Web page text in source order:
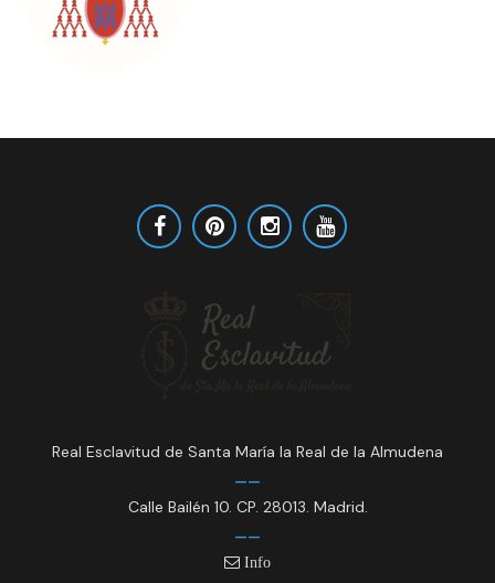
Real Esclavitud de Santa María la Real de la Almudena
Calle Bailén 10. CP. 28013. Madrid.
Info